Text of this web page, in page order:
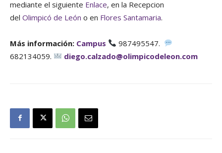
mediante el siguiente Enlace, en la Recepcion
del Olimpicó de León o en Flores Santamaria.
Más información: Campus
987495547.
682134059.
diego.calzado@olimpicodeleon.com